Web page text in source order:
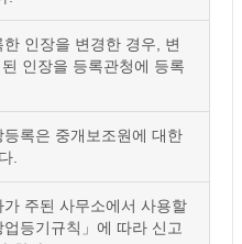
인장을 변경한 경우, 변
인장을 등록관청에 등록
록은 중개보조원에 대한
.
주된 사무소에서 사용할
등기규칙」에 따라 신고